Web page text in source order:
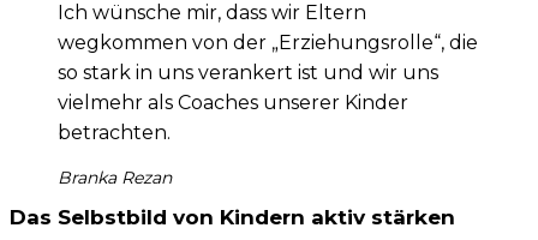
Ich wünsche mir, dass wir Eltern
wegkommen von der „Erziehungsrolle“, die
so stark in uns verankert ist und wir uns
vielmehr als Coaches unserer Kinder
betrachten.
Branka Rezan
Das Selbstbild von Kindern aktiv stärken